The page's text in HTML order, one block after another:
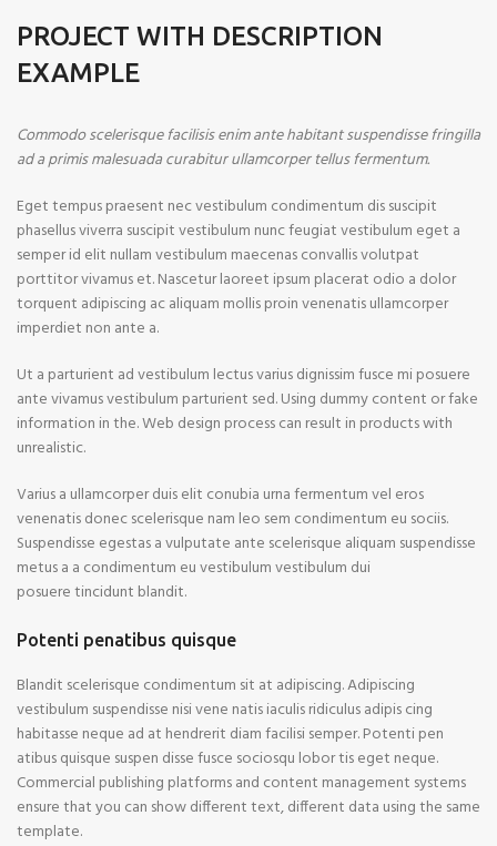
PROJECT WITH DESCRIPTION
EXAMPLE
Commodo scelerisque facilisis enim ante habitant suspendisse fringilla
ad a primis malesuada curabitur ullamcorper tellus fermentum.
Eget tempus praesent nec vestibulum condimentum dis suscipit
phasellus viverra suscipit vestibulum nunc feugiat vestibulum eget a
semper id elit nullam vestibulum maecenas convallis volutpat
porttitor vivamus et. Nascetur laoreet ipsum placerat odio a dolor
torquent adipiscing ac aliquam mollis proin venenatis ullamcorper
imperdiet non ante a.
Ut a parturient ad vestibulum lectus varius dignissim fusce mi posuere
ante vivamus vestibulum parturient sed. Using dummy content or fake
information in the. Web design process can result in products with
unrealistic.
Varius a ullamcorper duis elit conubia urna fermentum vel eros
venenatis donec scelerisque nam leo sem condimentum eu sociis.
Suspendisse egestas a vulputate ante scelerisque aliquam suspendisse
metus a a condimentum eu vestibulum vestibulum dui
posuere tincidunt blandit.
Potenti penatibus quisque
Blandit scelerisque condimentum sit at adipiscing. Adipiscing
vestibulum suspendisse nisi vene natis iaculis ridiculus adipis cing
habitasse neque ad at hendrerit diam facilisi semper. Potenti pen
atibus quisque suspen disse fusce sociosqu lobor tis eget neque.
Commercial publishing platforms and content management systems
ensure that you can show different text, different data using the same
template.